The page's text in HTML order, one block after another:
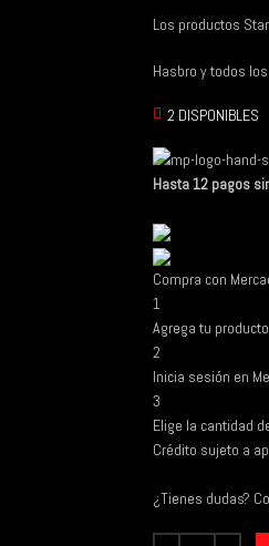
Los productos
Hasbro y todos
2 DISPONIBLES
Hasta 12 pagos
Compra con
1
Agrega tu
2
Inicia sesión en
3
Elige la cantidad
Crédito sujeto a
¿Tienes dudas?